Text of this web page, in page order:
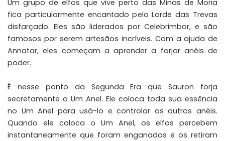
Um grupo de elfos que vive perto das Minas de Moria
fica particularmente encantado pelo Lorde das Trevas
disfarçado. Eles são liderados por Celebrimbor, e são
famosos por serem artesãos incríveis. Com a ajuda de
Annatar, eles começam a aprender a forjar anéis de
poder.
É nesse ponto da Segunda Era que Sauron forja
secretamente o Um Anel. Ele coloca toda sua essência
no Um Anel para usá-lo e controlar os outros anéis.
Quando ele coloca o Um Anel, os elfos percebem
instantaneamente que foram enganados e os retiram